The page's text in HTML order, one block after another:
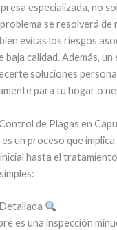
especializada, no
se resolverá de
evitas los riesgos
calidad. Además, un
soluciones
para tu hogar o
de Plagas en
un proceso que
hasta el
es una inspección